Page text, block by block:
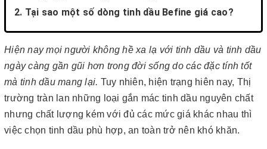
2. Tại sao một số dòng tinh dầu Befine giá cao?
Hiện nay mọi người không hề xa lạ với tinh dầu và tinh dầu
ngày càng gần gũi hơn trong đời sống do các đặc tính tốt
mà tinh dầu mang lại. Tuy nhiên, hiện trạng hiên nay, Thị
trường tràn lan những loại gắn mác tinh dầu nguyên chất
nhưng chất lượng kém với đủ các mức giá khác nhau thì
việc chọn tinh dầu phù hợp, an toàn trở nên khó khăn.